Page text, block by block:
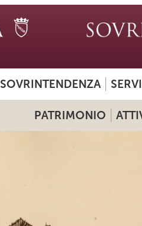
SOVRINTENDENZA
PATRIMONIO